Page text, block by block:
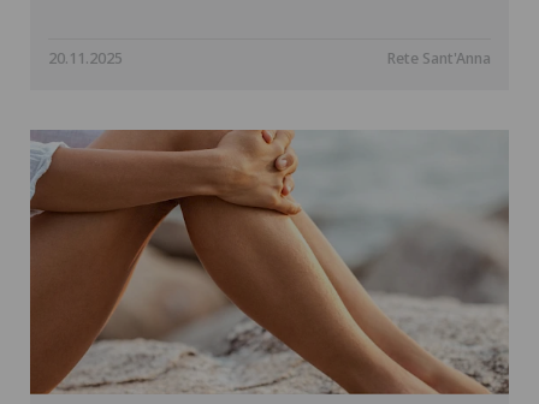
20.11.2025 Rete Sant'Anna